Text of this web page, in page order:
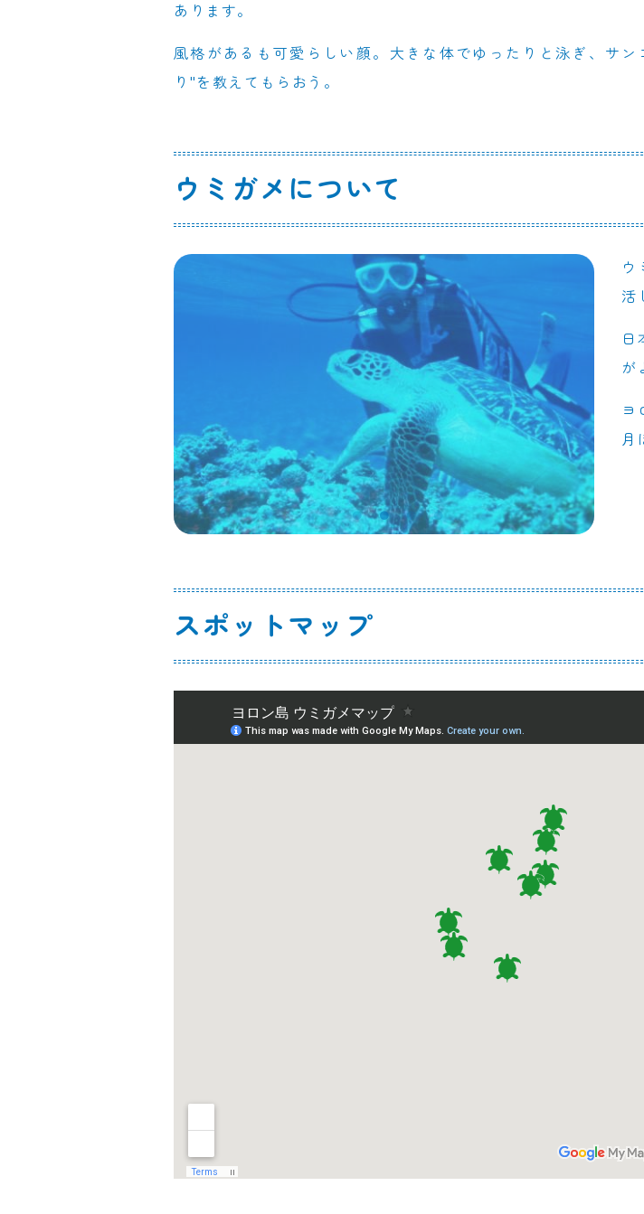
あります。
風格があるも可愛らしい顔。大きな体でゆったりと泳ぎ、サ
り"を教えてもらおう。
ウミガメについて
ウ
活
日
が
ヨ
月
スポットマップ